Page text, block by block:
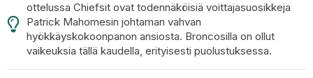
ottelussa Chiefsit ovat todennäköisiä voittajasuosikkeja
Patrick Mahomesin johtaman vahvan
hyökkäyskokoonpanon ansiosta. Broncosilla on ollut
vaikeuksia tällä kaudella, erityisesti puolustuksessa.